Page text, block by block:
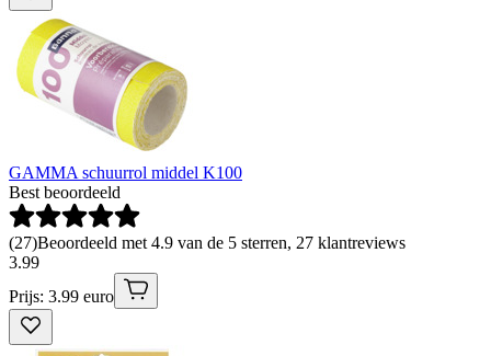
GAMMA schuurrol middel K100
Best beoordeeld
(27)Beoordeeld met 4.9 van de 5 sterren, 27 klantreviews
3.99
Prijs: 3.99 euro